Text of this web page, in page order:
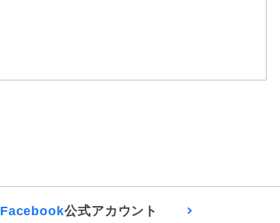
Facebook公式アカウント